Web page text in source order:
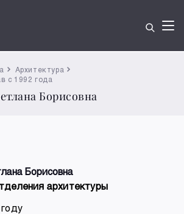
Архитектура
с 1992 года
Борисовна
Борисовна
архитектуры